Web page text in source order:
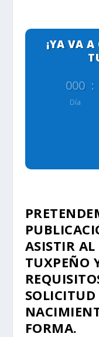
¡YA VA A
000
Día
:
ASISTIR
TUXPEÑO
SOLICITUD
FORMA.